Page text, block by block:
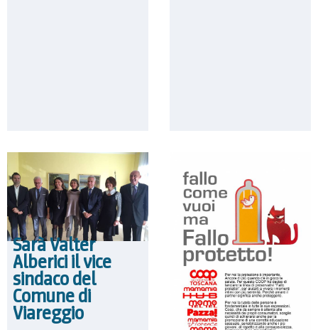
Sarà Valter
Alberici il vice
sindaco del
Comune di
Viareggio